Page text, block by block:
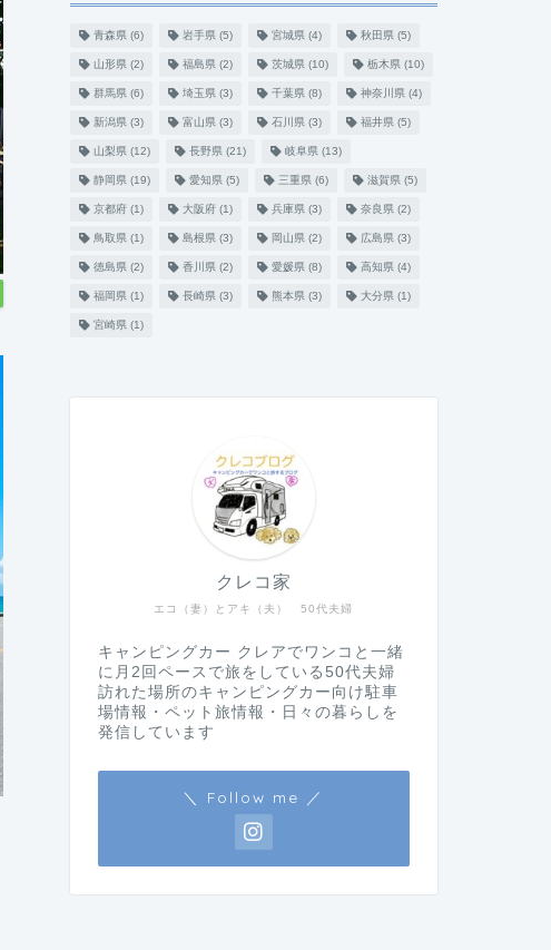
青森県(6) 岩手県(5) 宮城県(4) 秋田県(5)
山形県(2) 福島県(2) 茨城県(10) 栃木県(10)
群馬県(6) 埼玉県(3) 千葉県(8) 神奈川県(4)
新潟県(3) 富山県(3) 石川県(3) 福井県(5)
山梨県(12) 長野県(21) 岐阜県(13)
静岡県(19) 愛知県(5) 三重県(6) 滋賀県(5)
京都府(1) 大阪府(1) 兵庫県(3) 奈良県(2)
鳥取県(1) 島根県(3) 岡山県(2) 広島県(3)
徳島県(2) 香川県(2) 愛媛県(8) 高知県(4)
福岡県(1) 長崎県(3) 熊本県(3) 大分県(1)
宮崎県(1)
エコ（妻）とアキ（夫） 50代夫婦
クレコ家
キャンピングカー クレアでワンコと一緒
に月2回ペースで旅をしている50代夫婦
訪れた場所のキャンピングカー向け駐車
場情報・ペット旅情報・日々の暮らしを
発信しています
＼ Follow me ／